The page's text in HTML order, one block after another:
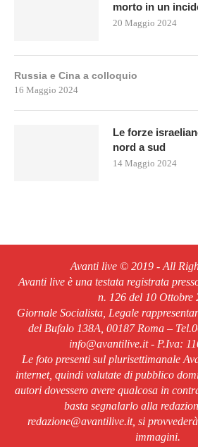
morto in un
20 Maggio 2024
Russia e Cina a colloquio
16 Maggio 2024
Le forze
nord a sud
14 Maggio 2024
Avanti live © 2019 - All
Avanti live è una testata registrata
n. 126 del 10 Ottobre
Giornale Socialista, Legale
del Bufalo 138A, 00187 Roma –
info@avantilive.it - P.Iva:
Le foto presenti sul plurisettimanale
internet, quindi valutate di pubblico
autori dovessero avere qualcosa in
basta segnalarlo alla
redazione@avantilive.it, si
immagini.